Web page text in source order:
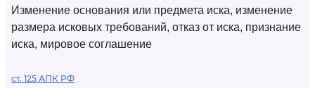
Изменение основания или предмета иска, изменение
размера исковых требований, отказ от иска, признание
иска, мировое соглашение
ст. 125 АПК РФ